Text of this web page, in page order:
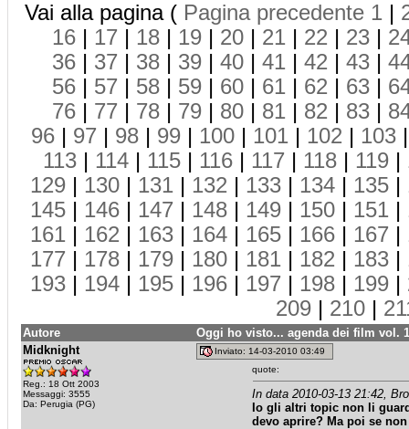
Vai alla pagina ( Pagina precedente 1 |
16 | 17 | 18 | 19 | 20 | 21 | 22 | 23 |
36 | 37 | 38 | 39 | 40 | 41 | 42 | 43 |
56 | 57 | 58 | 59 | 60 | 61 | 62 | 63 |
76 | 77 | 78 | 79 | 80 | 81 | 82 | 83 |
96 | 97 | 98 | 99 | 100 | 101 | 102 | 103
113 | 114 | 115 | 116 | 117 | 118 | 119 |
129 | 130 | 131 | 132 | 133 | 134 | 135 |
145 | 146 | 147 | 148 | 149 | 150 | 151 |
161 | 162 | 163 | 164 | 165 | 166 | 167 |
177 | 178 | 179 | 180 | 181 | 182 | 183 |
193 | 194 | 195 | 196 | 197 | 198 | 199 |
209 | 210 |
Autore
Oggi ho visto... agenda dei film vol.
Midknight
Reg.: 18 Ott 2003
Messaggi: 3555
Da: Perugia (PG)
Inviato: 14-03-2010 03:49
quote:
In data 2010-03-13 21:42,
Io gli altri topic non li
devo aprire? Ma poi se